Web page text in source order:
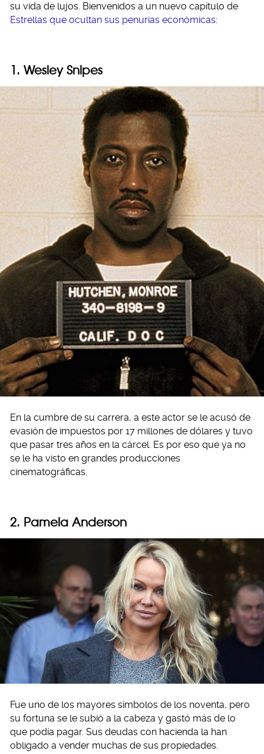
su vida de lujos. Bienvenidos a un nuevo capítulo de
Estrellas que ocultan sus penurias económicas:
1. Wesley Snipes
En la cumbre de su carrera, a este actor se le acusó de
evasión de impuestos por 17 millones de dólares y tuvo
que pasar tres años en la cárcel. Es por eso que ya no
se le ha visto en grandes producciones
cinematográficas.
2. Pamela Anderson
Fue uno de los mayores símbolos de los noventa, pero
su fortuna se le subió a la cabeza y gastó más de lo
que podía pagar. Sus deudas con hacienda la han
obligado a vender muchas de sus propiedades.